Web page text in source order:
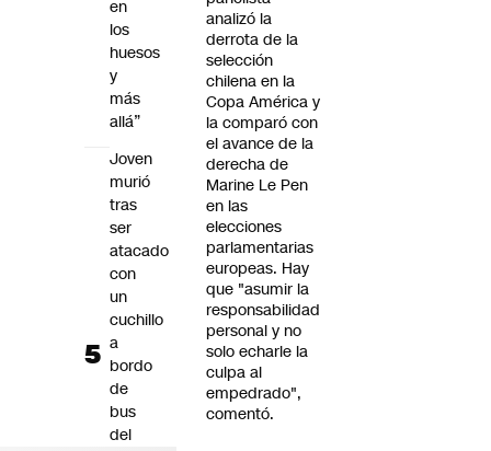
analizó la
derrota de la
selección
chilena en la
Copa América y
la comparó con
el avance de la
derecha de
Marine Le Pen
en las
elecciones
parlamentarias
europeas. Hay
que "asumir la
responsabilidad
personal y no
solo echarle la
culpa al
empedrado",
comentó.
en
los
huesos
y
más
allá”
Joven
murió
tras
ser
atacado
con
un
cuchillo
a
bordo
de
bus
del